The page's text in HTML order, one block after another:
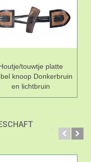
touwtje platte
knoop Donkerbruin
en lichtbruin